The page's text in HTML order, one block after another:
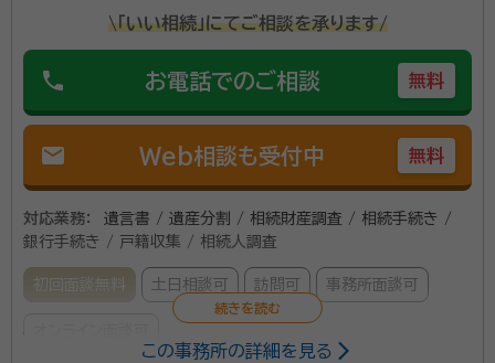
\「いい相続」にてご相談を承ります/
phone お電話でのご相談 無料
mail Web相談も受付中 無料
対応業務：
遺言書 / 遺産分割 / 相続財産調査 / 相続手続き /
銀行手続き / 戸籍収集 / 相続人調査
初回面談無料 土日相談可 訪問可 事務所面談可
この事務所の詳細を見る